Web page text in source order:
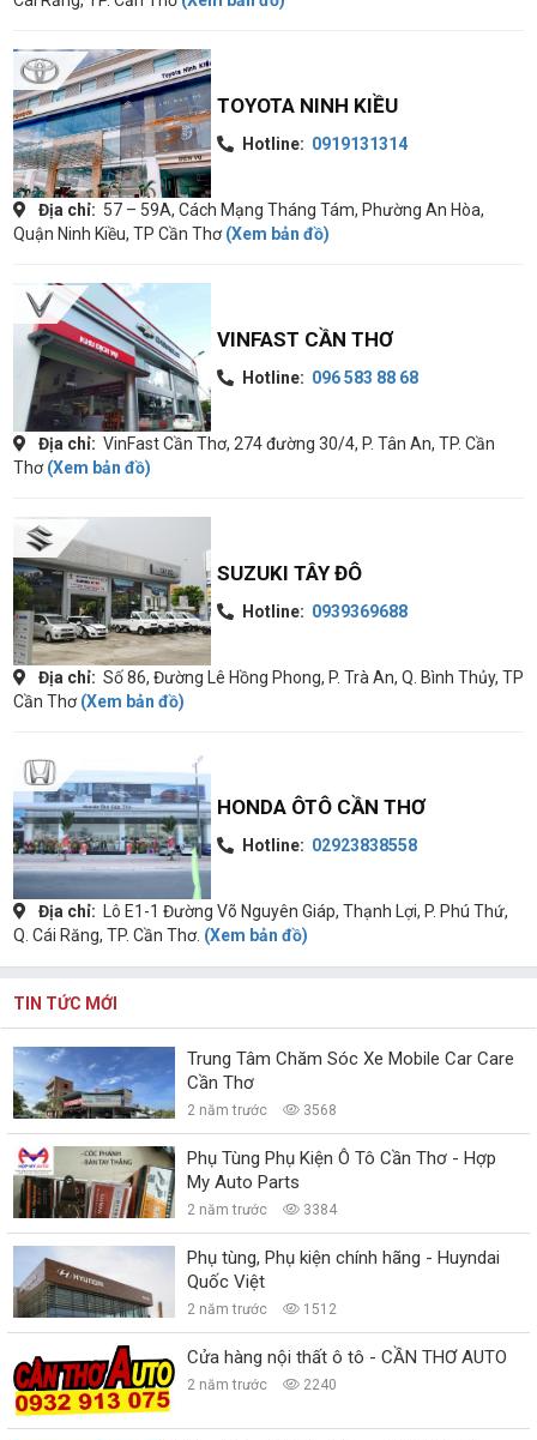
TOYOTA NINH KIỀU
Hotline: 0919131314
Địa chỉ: 57 – 59A, Cách Mạng Tháng Tám, Phường An Hòa,
Quận Ninh Kiều, TP Cần Thơ(Xem bản đồ)
VINFAST CẦN THƠ
Hotline: 096 583 88 68
Địa chỉ: VinFast Cần Thơ, 274 đường 30/4, P. Tân An, TP. Cần
Thơ(Xem bản đồ)
SUZUKI TÂY ĐÔ
Hotline: 0939369688
Địa chỉ: Số 86, Đường Lê Hồng Phong, P. Trà An, Q. Bình Thủy, TP
Cần Thơ(Xem bản đồ)
HONDA ÔTÔ CẦN THƠ
Hotline: 02923838558
Địa chỉ: Lô E1-1 Đường Võ Nguyên Giáp, Thạnh Lợi, P. Phú Thứ,
Q. Cái Răng, TP. Cần Thơ. (Xem bản đồ)
TIN TỨC MỚI
Trung Tâm Chăm Sóc Xe Mobile Car Care
Cần Thơ
2 năm trước 3568
Phụ Tùng Phụ Kiện Ô Tô Cần Thơ - Hợp
My Auto Parts
2 năm trước 3384
Phụ tùng, Phụ kiện chính hãng - Huyndai
Quốc Việt
2 năm trước 1512
Cửa hàng nội thất ô tô - CẦN THƠ AUTO
2 năm trước 2240